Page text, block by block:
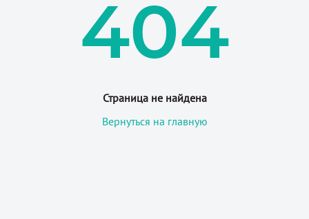
404
Страница не найдена
Вернуться на главную